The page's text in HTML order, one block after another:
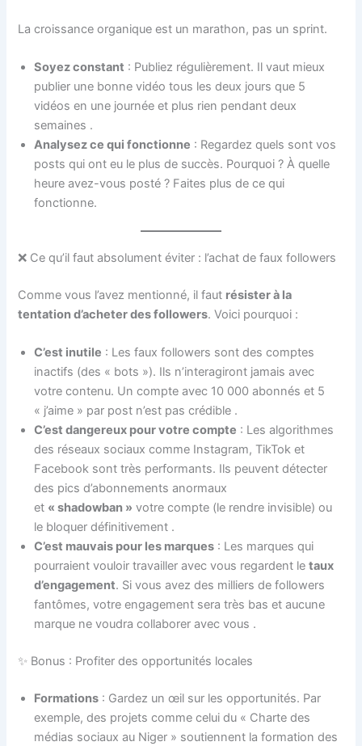
La croissance organique est un marathon, pas un sprint.
Soyez constant : Publiez régulièrement. Il vaut mieux
publier une bonne vidéo tous les deux jours que 5
vidéos en une journée et plus rien pendant deux
semaines .
Analysez ce qui fonctionne : Regardez quels sont vos
posts qui ont eu le plus de succès. Pourquoi ? À quelle
heure avez-vous posté ? Faites plus de ce qui
fonctionne.
❌ Ce qu’il faut absolument éviter : l’achat de faux followers
Comme vous l’avez mentionné, il faut résister à la
tentation d’acheter des followers. Voici pourquoi :
C’est inutile : Les faux followers sont des comptes
inactifs (des « bots »). Ils n’interagiront jamais avec
votre contenu. Un compte avec 10 000 abonnés et 5
« j’aime » par post n’est pas crédible .
C’est dangereux pour votre compte : Les algorithmes
des réseaux sociaux comme Instagram, TikTok et
Facebook sont très performants. Ils peuvent détecter
des pics d’abonnements anormaux
et « shadowban » votre compte (le rendre invisible) ou
le bloquer définitivement .
C’est mauvais pour les marques : Les marques qui
pourraient vouloir travailler avec vous regardent letaux
d’engagement. Si vous avez des milliers de followers
fantômes, votre engagement sera très bas et aucune
marque ne voudra collaborer avec vous .
✨ Bonus : Profiter des opportunités locales
Formations : Gardez un œil sur les opportunités. Par
exemple, des projets comme celui du « Charte des
médias sociaux au Niger » soutiennent la formation des